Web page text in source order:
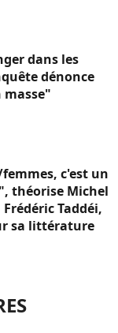
dans les
dénonce
c'est un
théorise Michel
Taddéi,
sa littérature